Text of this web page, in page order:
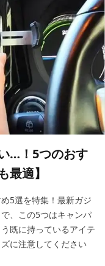
…！5つのおす
適】
5選を特集！最新ガジ
、この5つはキャンパ
既に持っているアイテ
に注意してください